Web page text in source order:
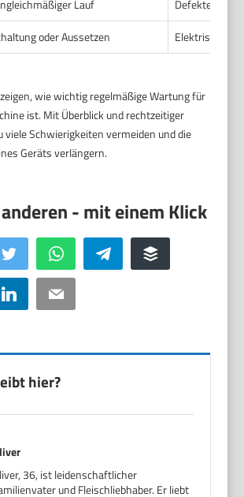
Lauf
Defekte
oder Aussetzen
Elektrische
wie wichtig regelmäßige Wartung für
ist. Mit Überblick und rechtzeitiger
viele Schwierigkeiten vermeiden und die
Geräts verlängern.
Twitter WhatsApp Telegram Buffer
LinkedIn Email
hier?
36, ist leidenschaftlicher
und Fleischliebhaber. Er liebt